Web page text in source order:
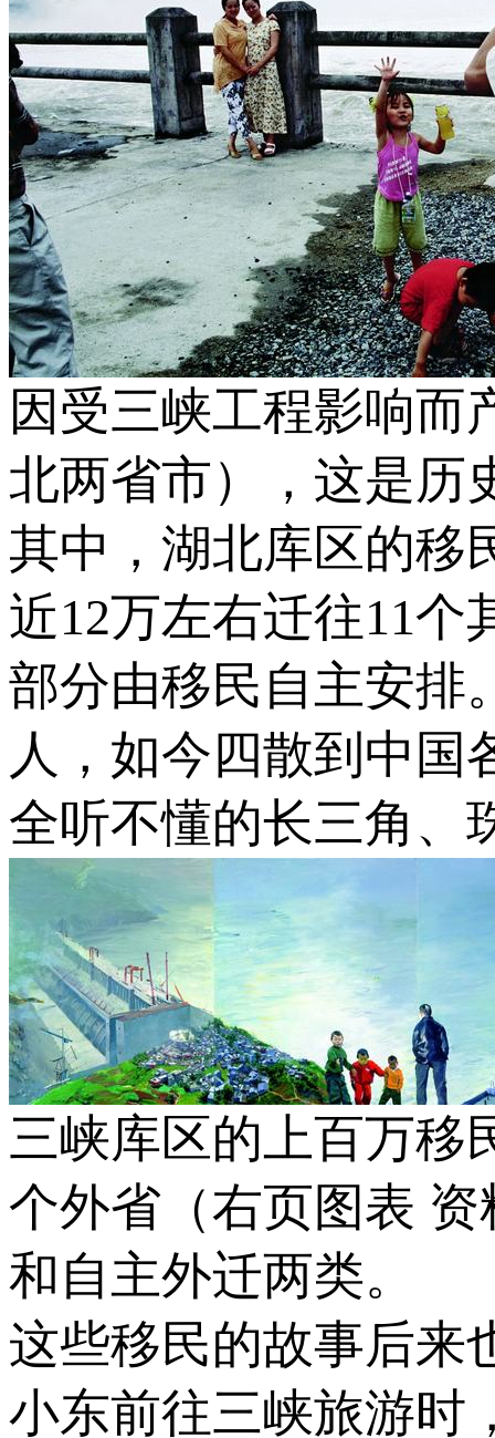
因受三峡工程影响而
北两省市），这是历
其中，湖北库区的移
近12万左右迁往11
部分由移民自主安排
人，如今四散到中国
全听不懂的长三角、
三峡库区的上百万移
个外省（右页图表
和自主外迁两类。
这些移民的故事后来
小东前往三峡旅游时